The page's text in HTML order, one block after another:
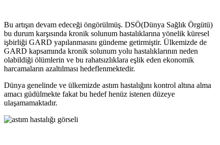
Bu artışın devam edeceği öngörülmüş. DSÖ(Dünya Sağlık Örgütü)
bu durum karşısında kronik solunum hastalıklarına yönelik küresel
işbirliği GARD yapılanmasını gündeme getirmiştir. Ülkemizde de
GARD kapsamında kronik solunum yolu hastalıklarının neden
olabildiği ölümlerin ve bu rahatsızlıklara eşlik eden ekonomik
harcamaların azaltılması hedeflenmektedir.
Dünya genelinde ve ülkemizde astım hastalığını kontrol altına alma
amacı güdülmekte fakat bu hedef henüz istenen düzeye
ulaşamamaktadır.